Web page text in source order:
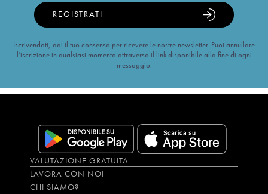
REGISTRATI
Iscrivendoti, dai il tuo consenso per ricevere le nostre newsletter. Puoi annullare
l’iscrizione in qualsiasi momento attraverso il link disponibile alla fine di ogni
messaggio.
VALUTAZIONE GRATUITA
LAVORA CON NOI
CHI SIAMO?